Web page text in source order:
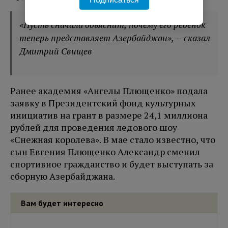
«Пусть сначала объяснит, почему его ребенок
теперь представляет Азербайджан», – сказал
Дмитрий Свищев
Ранее академия «Ангелы Плющенко» подала
заявку в Президентский фонд культурных
инициатив на грант в размере 24,1 миллиона
рублей для проведения ледового шоу
«Снежная королева». В мае стало известно, что
сын Евгения Плющенко Александр сменил
спортивное гражданство и будет выступать за
сборную Азербайджана.
Вам будет интересно